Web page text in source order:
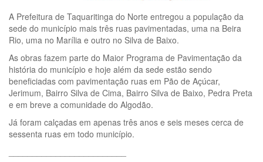
A Prefeitura de Taquaritinga do Norte entregou a população da
sede do município mais três ruas pavimentadas, uma na Beira
Rio, uma no Marília e outro no Silva de Baixo.
As obras fazem parte do Maior Programa de Pavimentação da
história do município e hoje além da sede estão sendo
beneficiadas com pavimentação ruas em Pão de Açúcar,
Jerimum, Bairro Silva de Cima, Bairro Silva de Baixo, Pedra Preta
e em breve a comunidade do Algodão.
Já foram calçadas em apenas três anos e seis meses cerca de
sessenta ruas em todo município.